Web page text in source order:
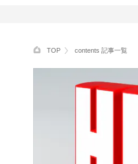
TOP contents 記事一覧